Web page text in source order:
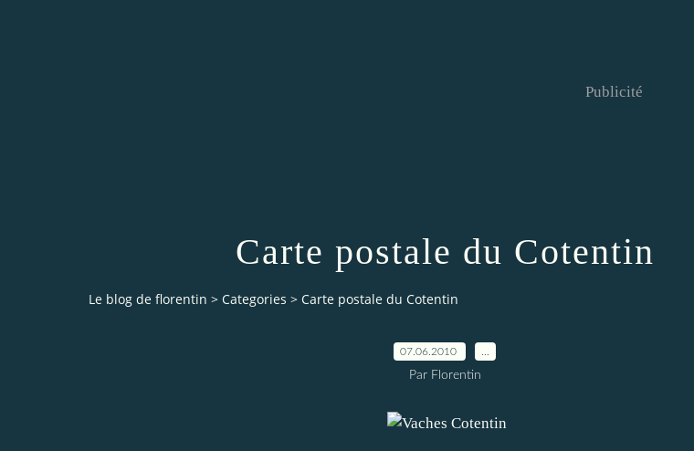
Publicité
Carte postale du Cotentin
Le blog de florentin > Categories > Carte postale du Cotentin
07.06.2010
Par Florentin